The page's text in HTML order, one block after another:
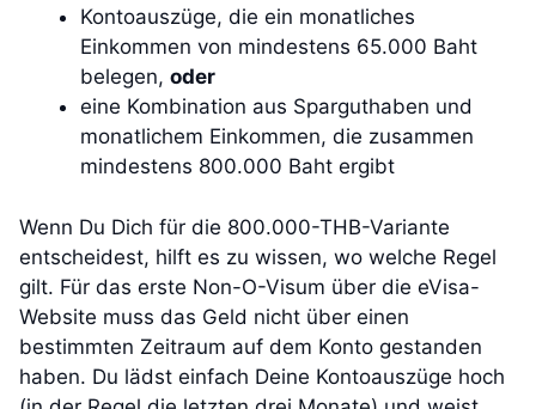
Kontoauszüge, die ein monatliches
Einkommen von mindestens 65.000 Baht
belegen, oder
eine Kombination aus Sparguthaben und
monatlichem Einkommen, die zusammen
mindestens 800.000 Baht ergibt
Wenn Du Dich für die 800.000-THB-Variante
entscheidest, hilft es zu wissen, wo welche Regel
gilt. Für das erste Non-O-Visum über die eVisa-
Website muss das Geld nicht über einen
bestimmten Zeitraum auf dem Konto gestanden
haben. Du lädst einfach Deine Kontoauszüge hoch